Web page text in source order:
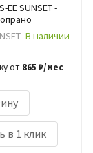
EE SUNSET -
В наличии
от 865 ₽/мес
в 1 клик